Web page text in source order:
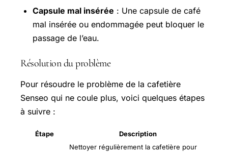
Capsule mal insérée : Une capsule de café
mal insérée ou endommagée peut bloquer le
passage de l’eau.
Résolution du problème
Pour résoudre le problème de la cafetière
Senseo qui ne coule plus, voici quelques étapes
à suivre :
Étape Description
Nettoyer régulièrement la cafetière pour